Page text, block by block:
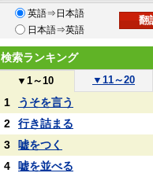
英語⇒日本語
日本語⇒英語
検索ランキング
▼ 1～10 ▼ 11～20
1
うそを言う
2
行き詰まる
3
嘘をつく
4
嘘を並べる